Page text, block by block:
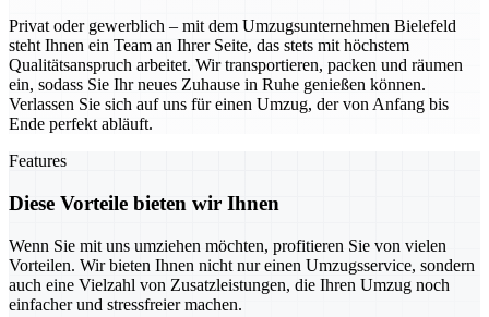
Privat oder gewerblich – mit dem Umzugsunternehmen Bielefeld
steht Ihnen ein Team an Ihrer Seite, das stets mit höchstem
Qualitätsanspruch arbeitet. Wir transportieren, packen und räumen
ein, sodass Sie Ihr neues Zuhause in Ruhe genießen können.
Verlassen Sie sich auf uns für einen Umzug, der von Anfang bis
Ende perfekt abläuft.
Features
Diese Vorteile bieten wir Ihnen
Wenn Sie mit uns umziehen möchten, profitieren Sie von vielen
Vorteilen. Wir bieten Ihnen nicht nur einen Umzugsservice, sondern
auch eine Vielzahl von Zusatzleistungen, die Ihren Umzug noch
einfacher und stressfreier machen.